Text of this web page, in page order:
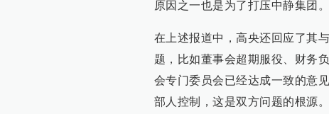
原因之一也是为了打压中静集团。
在上述报道中，高央还回应了其
题，比如董事会超期服役、财务
会专门委员会已经达成一致的意
部人控制，这是双方问题的根源